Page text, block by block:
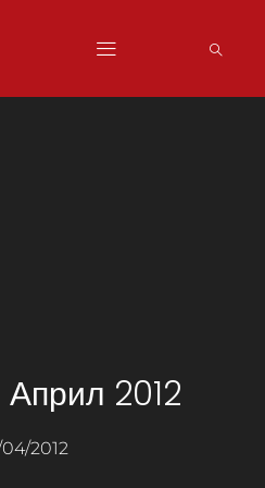
2012
2012